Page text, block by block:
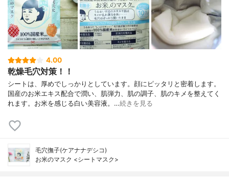
4.00
乾燥毛穴対策！！
シートは、厚めでしっかりとしています。顔にピッタリと密着します。
国産のお米エキス配合で潤い、肌弾力、肌の調子、肌のキメを整えてく
れます。お米を感じる白い美容液。…続きを見る
毛穴撫子(ケアナナデシコ)
お米のマスク <シートマスク>